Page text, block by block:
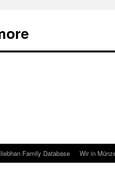
Family Database Wir in